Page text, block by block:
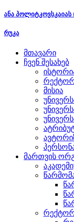
ანა პოლიტკოვსკაიას
რუკა
მთავარი
ჩვენ შესახებ
მისია
მართვის